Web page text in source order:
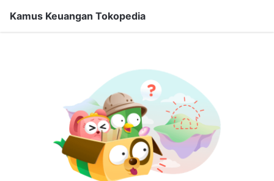
Kamus Keuangan Tokopedia